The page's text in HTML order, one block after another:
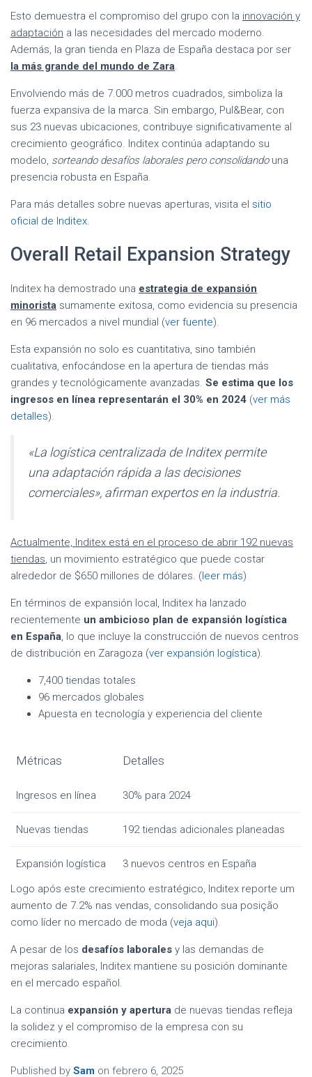
Esto demuestra el compromiso del grupo con la innovación y
adaptación a las necesidades del mercado moderno.
Además, la gran tienda en Plaza de España destaca por ser
la más grande del mundo de Zara.
Envolviendo más de 7.000 metros cuadrados, simboliza la
fuerza expansiva de la marca. Sin embargo, Pul&Bear, con
sus 23 nuevas ubicaciones, contribuye significativamente al
crecimiento geográfico. Inditex continúa adaptando su
modelo, sorteando desafíos laborales pero consolidandouna
presencia robusta en España.
Para más detalles sobre nuevas aperturas, visita el sitio
oficial de Inditex.
Overall Retail Expansion Strategy
Inditex ha demostrado una estrategia de expansión
minorista sumamente exitosa, como evidencia su presencia
en 96 mercados a nivel mundial (ver fuente).
Esta expansión no solo es cuantitativa, sino también
cualitativa, enfocándose en la apertura de tiendas más
grandes y tecnológicamente avanzadas. Se estima que los
ingresos en línea representarán el 30% en 2024 (ver más
detalles).
«La logística centralizada de Inditex permite
una adaptación rápida a las decisiones
comerciales», afirman expertos en la industria.
Actualmente, Inditex está en el proceso de abrir 192 nuevas
tiendas, un movimiento estratégico que puede costar
alrededor de $650 millones de dólares. (leer más)
En términos de expansión local, Inditex ha lanzado
recientemente un ambicioso plan de expansión logística
en España, lo que incluye la construcción de nuevos centros
de distribución en Zaragoza (ver expansión logística).
7,400 tiendas totales
96 mercados globales
Apuesta en tecnología y experiencia del cliente
Métricas Detalles
Ingresos en línea 30% para 2024
Nuevas tiendas 192 tiendas adicionales planeadas
Expansión logística
3 nuevos centros en España
Logo após este crecimiento estratégico, Inditex reporte um
aumento de 7.2% nas vendas, consolidando sua posição
como líder no mercado de moda (veja aqui).
A pesar de los desafíos laborales y las demandas de
mejoras salariales, Inditex mantiene su posición dominante
en el mercado español.
La continua expansión y apertura de nuevas tiendas refleja
la solidez y el compromiso de la empresa con su
crecimiento.
Published by Sam on febrero 6, 2025